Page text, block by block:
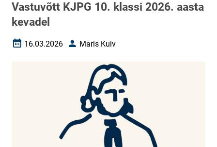
Vastuvõtt KJPG 10. klassi 2026. aasta
kevadel
Loomise kuupäev
16.03.2026 AutorMaris Kuiv